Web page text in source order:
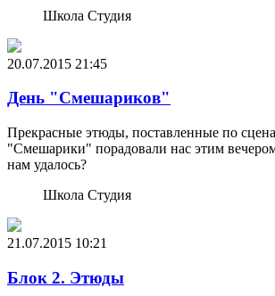
Школа Студия
20.07.2015 21:45
День "Смешариков"
Прекрасные этюды, поставленные по
"Смешарики" порадовали нас этим
нам удалось?
Школа Студия
21.07.2015 10:21
Блок 2. Этюды